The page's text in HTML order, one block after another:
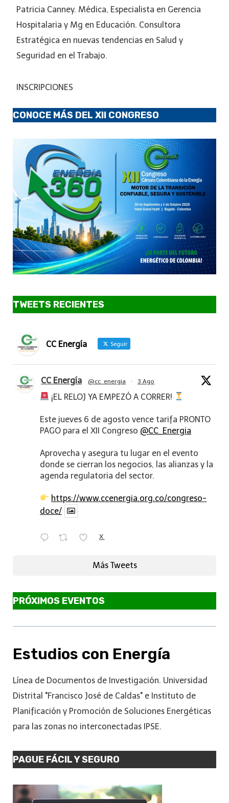
Patricia Canney. Médica, Especialista en Gerencia
Hospitalaria y Mg en Educación. Consultora
Estratégica en nuevas tendencias en Salud y
Seguridad en el Trabajo.
INSCRIPCIONES
CONOCE MÁS DEL XII CONGRESO
TWEETS RECIENTES
CC Energía Seguir
CC Energía @cc_energia · 3 Ago
¡EL RELOJ YA EMPEZÓ A CORRER!
Este jueves 6 de agosto vence tarifa PRONTO
PAGO para el XII Congreso @CC_Energia
Aprovecha y asegura tu lugar en el evento
donde se cierran los negocios, las alianzas y la
agenda regulatoria del sector.
https://www.ccenergia.org.co/congreso-
doce/
X
Más Tweets
PRÓXIMOS EVENTOS
Estudios con Energía
Línea de Documentos de Investigación. Universidad
Distrital "Francisco José de Caldas" e Instituto de
Planificación y Promoción de Soluciones Energéticas
para las zonas no interconectadas IPSE.
PAGUE FÁCIL Y SEGURO